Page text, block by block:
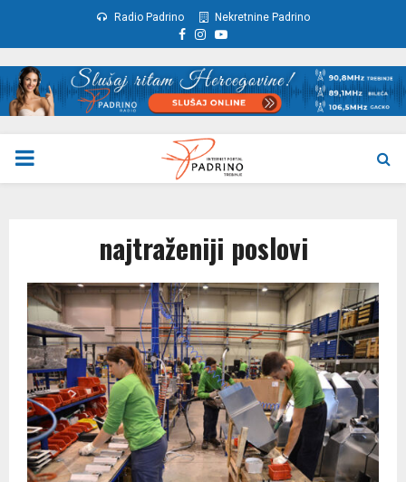
Radio Padrino Nekretnine Padrino
Facebook
Instagram
Youtube
PRIMARY
najtraženiji poslovi